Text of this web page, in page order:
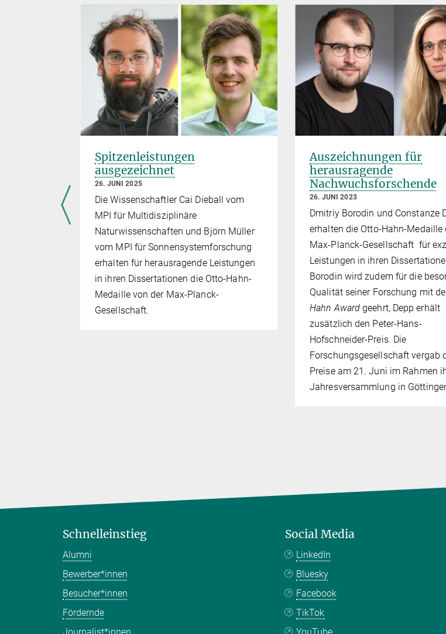
Spitzenleistungen
ausgezeichnet
26. JUNI 2025
Die Wissenschaftler Cai Dieball vom
MPI für Multidisziplinäre
Naturwissenschaften und Björn Müller
vom MPI für Sonnensystemforschung
erhalten für herausragende Leistungen
in ihren Dissertationen die Otto-Hahn-
Medaille von der Max-Planck-
Gesellschaft.
Auszeichnungen für
herausragende
Nachwuchsforschende
26. JUNI 2023
Dmitriy Borodin und Constanze
erhalten die Otto-Hahn-Medaille
Max-Planck-Gesellschaft für
Leistungen in ihren
Borodin wird zudem für die
Qualität seiner Forschung mit
Hahn Award geehrt, Depp erhält
zusätzlich den Peter-Hans-
Hofschneider-Preis. Die
Forschungsgesellschaft vergab
Preise am 21. Juni im Rahmen
Jahresversammlung in
Schnelleinstieg
Alumni
Bewerber*innen
Besucher*innen
Fördernde
Social Media
LinkedIn
Bluesky
Facebook
TikTok